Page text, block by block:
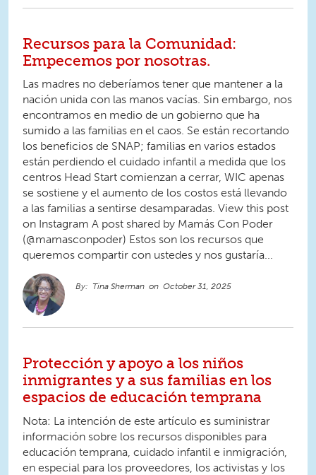
Recursos para la Comunidad:
Empecemos por nosotras.
Las madres no deberíamos tener que mantener a la
nación unida con las manos vacías. Sin embargo, nos
encontramos en medio de un gobierno que ha
sumido a las familias en el caos. Se están recortando
los beneficios de SNAP; familias en varios estados
están perdiendo el cuidado infantil a medida que los
centros Head Start comienzan a cerrar, WIC apenas
se sostiene y el aumento de los costos está llevando
a las familias a sentirse desamparadas. View this post
on Instagram A post shared by Mamás Con Poder
(@mamasconpoder) Estos son los recursos que
queremos compartir con ustedes y nos gustaría...
Tina Sherman October 31, 2025
Protección y apoyo a los niños
inmigrantes y a sus familias en los
espacios de educación temprana
Nota: La intención de este artículo es suministrar
información sobre los recursos disponibles para
educación temprana, cuidado infantil e inmigración,
en especial para los proveedores, los activistas y los